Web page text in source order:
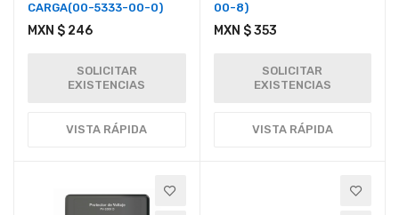
CARGA(00-5333-00-0)
MXN $ 246
SOLICITAR
EXISTENCIAS
VISTA RÁPIDA
00-8)
MXN $ 353
SOLICITAR
EXISTENCIAS
VISTA RÁPIDA